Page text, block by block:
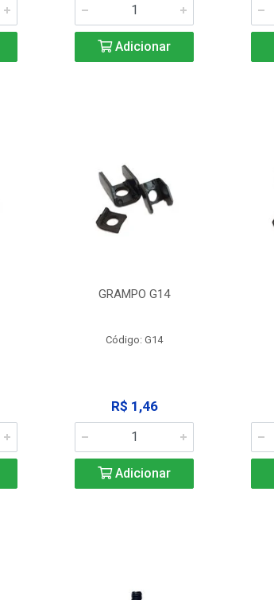
Adicionar
GRAMPO G14
Código: G14
R$ 1,46
Adicionar